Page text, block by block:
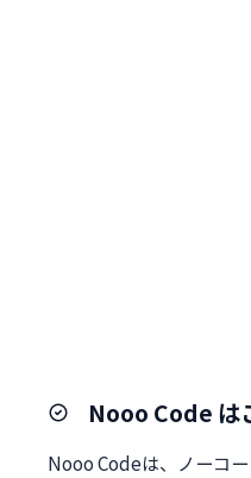
Nooo Code は
Nooo Codeは、ノーコ